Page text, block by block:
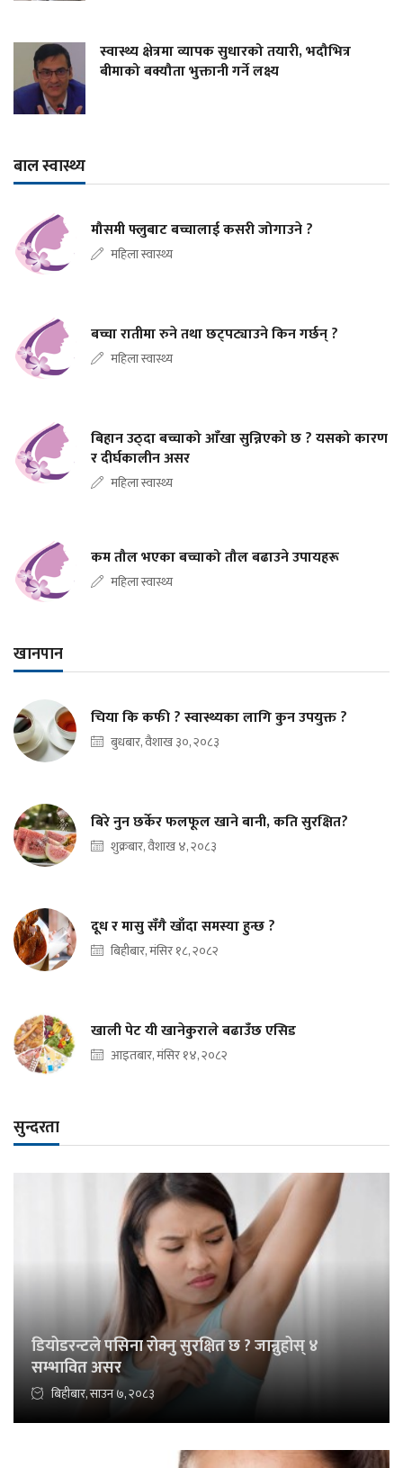
स्वास्थ्य क्षेत्रमा व्यापक सुधारको तयारी, भदौभित्र
बीमाको बक्यौता भुक्तानी गर्ने लक्ष्य
बाल स्वास्थ्य
मौसमी फ्लुबाट बच्चालाई कसरी जोगाउने ?
महिला स्वास्थ्य
बच्चा रातीमा रुने तथा छट्पट्याउने किन गर्छन् ?
महिला स्वास्थ्य
बिहान उठ्दा बच्चाको आँखा सुन्निएको छ ? यसको कारण
र दीर्घकालीन असर
महिला स्वास्थ्य
कम तौल भएका बच्चाको तौल बढाउने उपायहरू
महिला स्वास्थ्य
खानपान
चिया कि कफी ? स्वास्थ्यका लागि कुन उपयुक्त ?
बुधबार, वैशाख ३०, २०८३
बिरे नुन छर्केर फलफूल खाने बानी, कति सुरक्षित?
शुक्रबार, वैशाख ४, २०८३
दूध र मासु सँगै खाँदा समस्या हुन्छ ?
बिहीबार, मंसिर १८, २०८२
खाली पेट यी खानेकुराले बढाउँछ एसिड
आइतबार, मंसिर १४, २०८२
सुन्दरता
डियोडरन्टले पसिना रोक्नु सुरक्षित छ ? जान्नुहोस् ४
सम्भावित असर
बिहीबार, साउन ७, २०८३